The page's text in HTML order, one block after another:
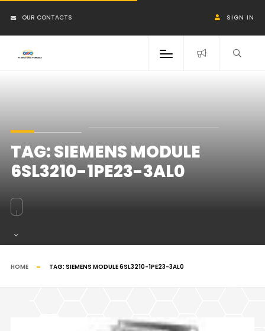
OUR CONTACTS SIGN IN
TAG:SIEMENS MODULE
6SL3210-1PE23-3AL0
HOME TAG: SIEMENS MODULE 6SL3210-1PE23-3AL0